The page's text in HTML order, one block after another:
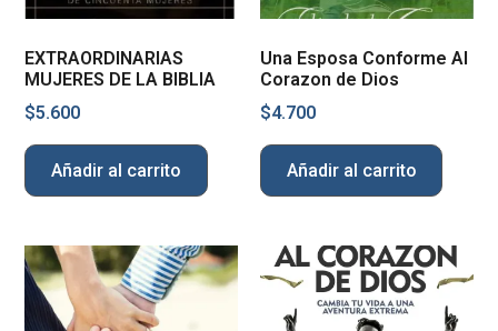
EXTRAORDINARIAS
MUJERES DE LA BIBLIA
$5.600
Añadir al carrito
Una Esposa Conforme Al
Corazon de Dios
$4.700
Añadir al carrito